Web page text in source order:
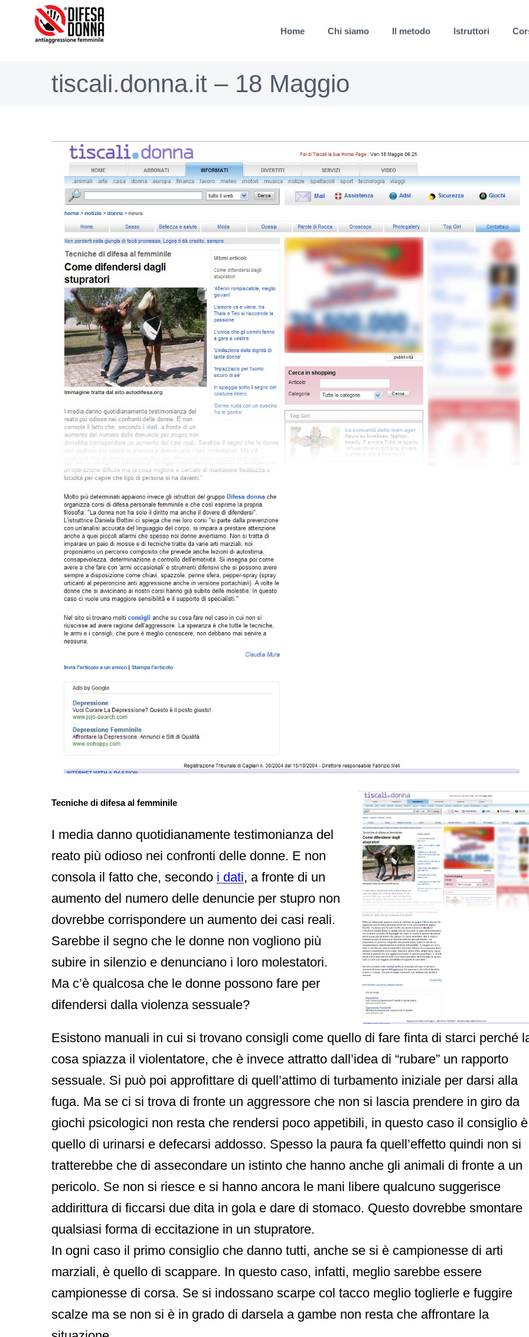
Home Chi siamo Il metodo Istruttori
tiscali.donna.it – 18 Maggio
Ingrandisci
immagine
Tecniche di difesa al femminile
I media danno quotidianamente testimonianza del
reato più odioso nei confronti delle donne. E non
consola il fatto che, secondo i dati, a fronte di un
aumento del numero delle denuncie per stupro non
dovrebbe corrispondere un aumento dei casi reali.
Sarebbe il segno che le donne non vogliono più
subire in silenzio e denunciano i loro molestatori.
Ma c’è qualcosa che le donne possono fare per
difendersi dalla violenza sessuale?
Esistono manuali in cui si trovano consigli come quello di fare finta di starci perché
cosa spiazza il violentatore, che è invece attratto dall’idea di “rubare” un rapporto
sessuale. Si può poi approfittare di quell’attimo di turbamento iniziale per darsi alla
fuga. Ma se ci si trova di fronte un aggressore che non si lascia prendere in giro da
giochi psicologici non resta che rendersi poco appetibili, in questo caso il consiglio è
quello di urinarsi e defecarsi addosso. Spesso la paura fa quell’effetto quindi non si
tratterebbe che di assecondare un istinto che hanno anche gli animali di fronte a un
pericolo. Se non si riesce e si hanno ancora le mani libere qualcuno suggerisce
addirittura di ficcarsi due dita in gola e dare di stomaco. Questo dovrebbe smontare
qualsiasi forma di eccitazione in un stupratore.
In ogni caso il primo consiglio che danno tutti, anche se si è campionesse di arti
marziali, è quello di scappare. In questo caso, infatti, meglio sarebbe essere
campionesse di corsa. Se si indossano scarpe col tacco meglio toglierle e fuggire
scalze ma se non si è in grado di darsela a gambe non resta che affrontare la